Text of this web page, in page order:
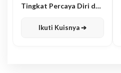
Tingkat Percaya Diri dan
Ikuti Kuisnya ➔